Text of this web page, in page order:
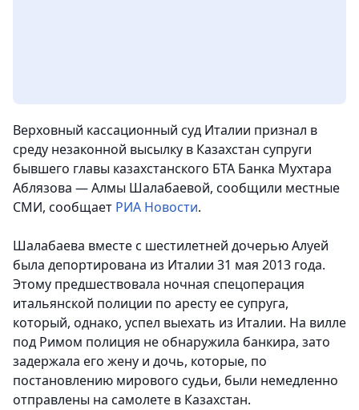
Верховный кассационный суд Италии признал в
среду незаконной высылку в Казахстан супруги
бывшего главы казахстанского БТА Банка Мухтара
Аблязова — Алмы Шалабаевой, сообщили местные
СМИ, сообщает РИА Новости.
Шалабаева вместе с шестилетней дочерью Алуей
была депортирована из Италии 31 мая 2013 года.
Этому предшествовала ночная спецоперация
итальянской полиции по аресту ее супруга,
который, однако, успел выехать из Италии. На вилле
под Римом полиция не обнаружила банкира, зато
задержала его жену и дочь, которые, по
постановлению мирового судьи, были немедленно
отправлены на самолете в Казахстан.